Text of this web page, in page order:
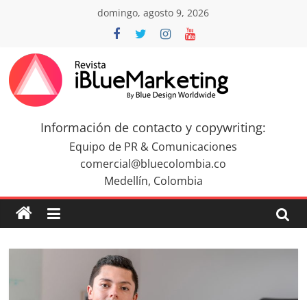
domingo, agosto 9, 2026
Revista
iBlue
Marketing
Colombia
|
Revistas
Información de contacto y copywriting:
Equipo de PR & Comunicaciones
comercial@bluecolombia.co
Medellín, Colombia